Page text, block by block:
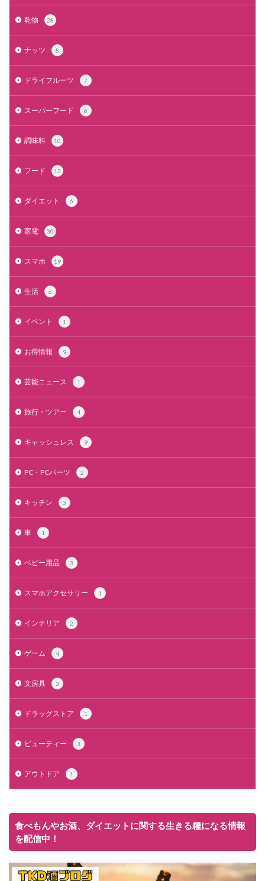
乾物 28
ナッツ 8
ドライフルーツ 7
スーパーフード 6
調味料 10
フード 13
ダイエット 6
家電 30
スマホ 19
生活 6
イベント 1
お得情報 9
芸能ニュース 1
旅行・ツアー 4
キャッシュレス 9
PC・PCパーツ 2
キッチン 3
車 1
ベビー用品 3
スマホアクセサリー 1
インテリア 2
ゲーム 4
文房具 3
ドラッグストア 1
ビューティー 3
アウトドア 1
食べもんやお酒、ダイエットに関する生きる糧になる情報
を配信中！